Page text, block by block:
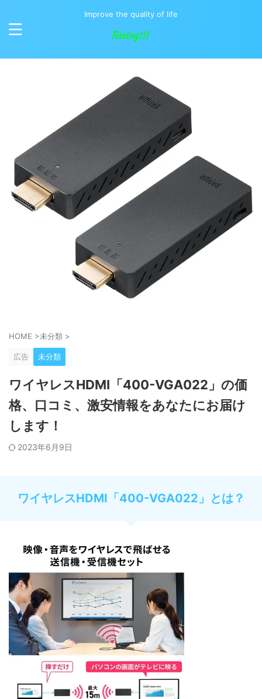
Improve the quality of life
HOME >未分類 >
広告 未分類
ワイヤレスHDMI「400-VGA022」の価
格、口コミ、激安情報をあなたにお届け
します！
2023年6月9日
ワイヤレスHDMI「400-VGA022」とは？